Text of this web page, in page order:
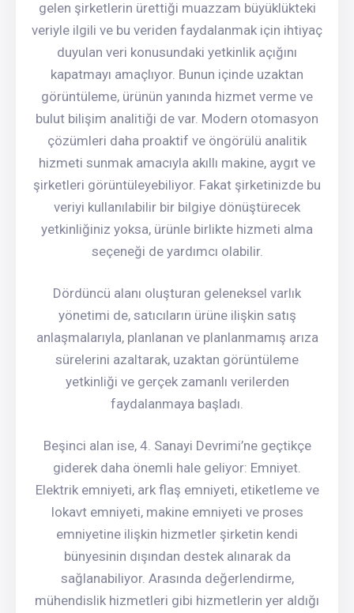
gelen şirketlerin ürettiği muazzam büyüklükteki
veriyle ilgili ve bu veriden faydalanmak için ihtiyaç
duyulan veri konusundaki yetkinlik açığını
kapatmayı amaçlıyor. Bunun içinde uzaktan
görüntüleme, ürünün yanında hizmet verme ve
bulut bilişim analitiği de var. Modern otomasyon
çözümleri daha proaktif ve öngörülü analitik
hizmeti sunmak amacıyla akıllı makine, aygıt ve
şirketleri görüntüleyebiliyor. Fakat şirketinizde bu
veriyi kullanılabilir bir bilgiye dönüştürecek
yetkinliğiniz yoksa, ürünle birlikte hizmeti alma
seçeneği de yardımcı olabilir.
Dördüncü alanı oluşturan geleneksel varlık
yönetimi de, satıcıların ürüne ilişkin satış
anlaşmalarıyla, planlanan ve planlanmamış arıza
sürelerini azaltarak, uzaktan görüntüleme
yetkinliği ve gerçek zamanlı verilerden
faydalanmaya başladı.
Beşinci alan ise, 4. Sanayi Devrimi’ne geçtikçe
giderek daha önemli hale geliyor: Emniyet.
Elektrik emniyeti, ark flaş emniyeti, etiketleme ve
lokavt emniyeti, makine emniyeti ve proses
emniyetine ilişkin hizmetler şirketin kendi
bünyesinin dışından destek alınarak da
sağlanabiliyor. Arasında değerlendirme,
mühendislik hizmetleri gibi hizmetlerin yer aldığı